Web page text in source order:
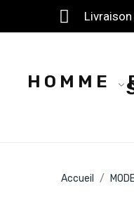
Livraison
HOMME
Accueil